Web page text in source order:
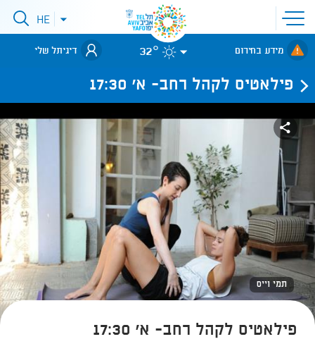
פתיחת
תפריט
אתר
לאתר עיריית
תל-אביב
פתיחתHE
מידע בחירום 32° דיגיתל שלי
פילאטיס לקהל רחב- א' 17:30
תמי וייס
פילאטיס לקהל רחב- א' 17:30